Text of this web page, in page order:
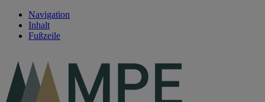
Navigation
Inhalt
Fußzeile